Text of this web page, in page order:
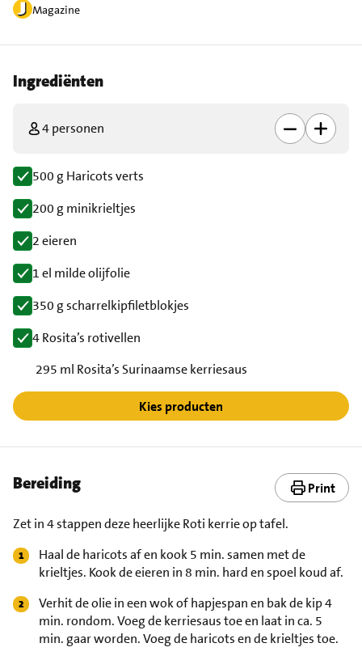
Magazine
Ingrediënten
4 personen
500 g Haricots verts
200 g minikrieltjes
2 eieren
1 el milde olijfolie
350 g scharrelkipfiletblokjes
4 Rosita’s rotivellen
295 ml Rosita’s Surinaamse kerriesaus
Kies producten
Bereiding Print
Zet in 4 stappen deze heerlijke Roti kerrie op tafel.
Haal de haricots af en kook 5 min. samen met de
krieltjes. Kook de eieren in 8 min. hard en spoel koud af.
Verhit de olie in een wok of hapjespan en bak de kip 4
min. rondom. Voeg de kerriesaus toe en laat in ca. 5
min. gaar worden. Voeg de haricots en de krieltjes toe.